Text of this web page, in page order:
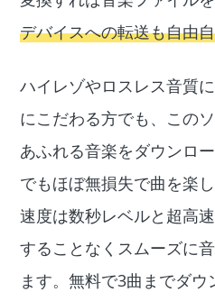
デバイスへの転送も自由
ハイレゾやロスレス音質
にこだわる方でも、この
あふれる音楽をダウンロ
でもほぼ無損失で曲を楽
速度は数秒レベルと超高
することなくスムーズに
ます。無料で3曲までダウ